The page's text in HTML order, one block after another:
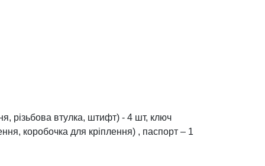
різьбова втулка, штифт) - 4 шт, ключ
коробочка для кріплення) , паспорт – 1